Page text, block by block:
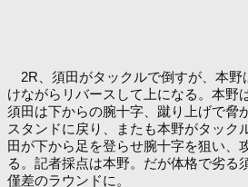
2R、須田がタックルで倒すが、本野
けながらリバースして上になる。本野
須田は下からの腕十字、蹴り上げで脅
スタンドに戻り、またも本野がタック
田が下から足を登らせ腕十字を狙い、
る。記者採点は本野。だが体格で劣る
僅差のラウンドに。